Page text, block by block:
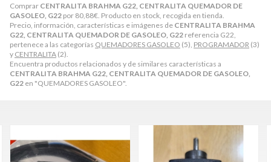
Comprar CENTRALITA BRAHMA G22, CENTRALITA QUEMADOR DE
GASOLEO, G22 por 80,88€ . Producto en stock, recogida en tienda.
Precio, información, características e imágenes de CENTRALITA BRAHMA
G22, CENTRALITA QUEMADOR DE GASOLEO, G22 referencia G22,
pertenece a las categorías QUEMADORES GASOLEO (5), PROGRAMADOR (3)
y CENTRALITA (2).
Encuentra productos relacionados y de similares características a
CENTRALITA BRAHMA G22, CENTRALITA QUEMADOR DE GASOLEO,
G22 en "QUEMADORES GASOLEO".